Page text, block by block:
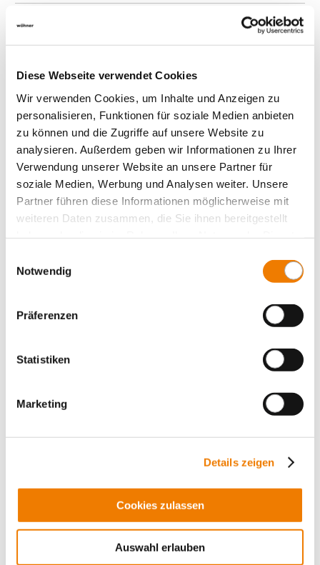
Diese Webseite verwendet Cookies
Wir verwenden Cookies, um Inhalte und Anzeigen zu
personalisieren, Funktionen für soziale Medien anbieten
zu können und die Zugriffe auf unsere Website zu
analysieren. Außerdem geben wir Informationen zu Ihrer
Verwendung unserer Website an unsere Partner für
soziale Medien, Werbung und Analysen weiter. Unsere
Partner führen diese Informationen möglicherweise mit
weiteren Daten zusammen, die Sie ihnen bereitgestellt
Notwendig
Präferenzen
Statistiken
Marketing
Details zeigen
Cookies zulassen
Auswahl erlauben
до 630 А
до 1800 A
Выключатели-разъединители (без
предохранителей), 4-пол.
Switch-disconnectors (without fuses), 6-pole
Переключатель нагрузки, 3-пол.
Changeover switches, 3-pole + N
000AD
выключатель-разъединитель нагрузки 3-полюсный +